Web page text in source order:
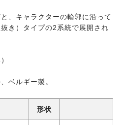
、キャラクターの輪郭に沿って
き）タイプの2系統で展開され
ベルギー製。
形状